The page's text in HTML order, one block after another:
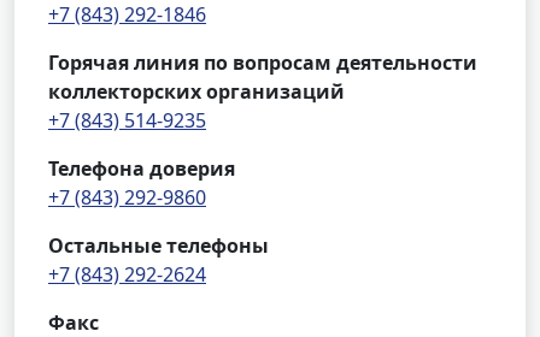
+7 (843) 292-1846
Горячая линия по вопросам деятельности
коллекторских организаций
+7 (843) 514-9235
Телефона доверия
+7 (843) 292-9860
Остальные телефоны
+7 (843) 292-2624
Факс